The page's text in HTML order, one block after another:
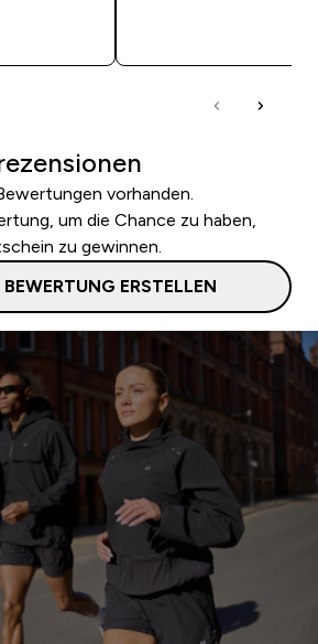
vorhanden.
um die Chance zu haben,
zu gewinnen.
BEWERTUNG ERSTELLEN